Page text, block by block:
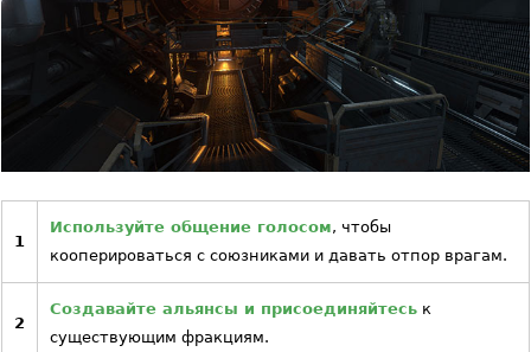
1
Используйте общение голосом, чтобы
кооперироваться с союзниками и давать отпор врагам.
2
Создавайте альянсы и присоединяйтесь к
существующим фракциям.